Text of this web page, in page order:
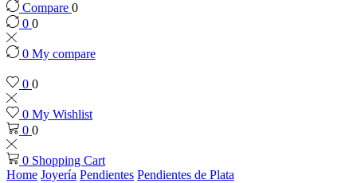
Compare 0
0 0
0 My compare
0 0
0 My Wishlist
0 0
0 Shopping Cart
Home Joyería Pendientes Pendientes de Plata